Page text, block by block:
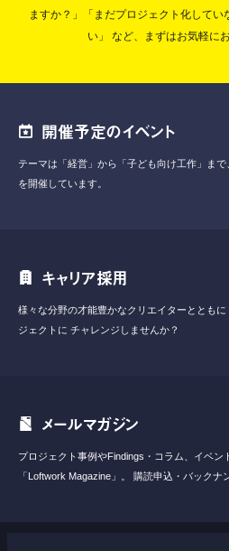
ますか？」「まだプロジェクト化して
い」
など、まずはお気軽に
開催予定のイベント
テーマは「経営」から「子ども向け工作」まで
を開催しています。
キャリア採用
様々な分野の才能豊かなクリエイターとともに
ジェクトに チャレンジしませんか？
メールマガジン
プロジェクト事例やFindings・コラム、イベン
「Loftwork Magazine」。
購読申込・バックナ